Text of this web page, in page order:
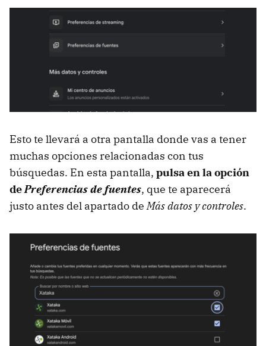
Esto te llevará a otra pantalla donde vas a tener
muchas opciones relacionadas con tus
búsquedas. En esta pantalla, pulsa en la opción
dePreferencias de fuentes, que te aparecerá
justo antes del apartado deMás datos y controles.